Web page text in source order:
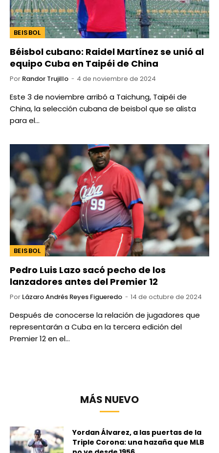
BEISBOL
Béisbol cubano: Raidel Martínez se unió al
equipo Cuba en Taipéi de China
Por Randor Trujillo 4 de noviembre de 2024
Este 3 de noviembre arribó a Taichung, Taipéi de
China, la selección cubana de beisbol que se alista
para el…
BEISBOL
Pedro Luis Lazo sacó pecho de los
lanzadores antes del Premier 12
Por Lázaro Andrés Reyes Figueredo 14 de octubre de 2024
Después de conocerse la relación de jugadores que
representarán a Cuba en la tercera edición del
Premier 12 en el…
MÁS NUEVO
Yordan Álvarez, a las puertas de la
Triple Corona: una hazaña que MLB